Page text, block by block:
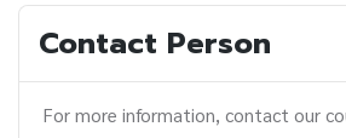
Contact Person
For more information, contact our